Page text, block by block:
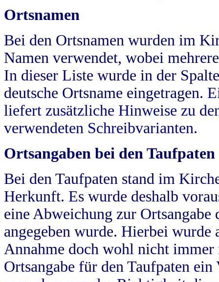
Ortsnamen
Bei den Ortsnamen wurden im
Namen verwendet, wobei
In dieser Liste wurde in der
deutsche Ortsname eingetragen.
liefert zusätzliche Hinweise zu
verwendeten Schreibvarianten.
Ortsangaben bei den Taufpaten
Bei den Taufpaten stand im
Herkunft. Es wurde deshalb
eine Abweichung zur
angegeben wurde. Hierbei wurde
Annahme doch wohl nicht
Ortsangabe für den Taufpaten